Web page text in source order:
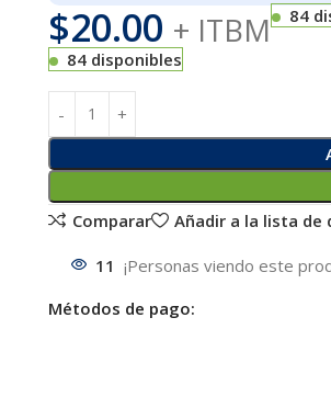
$20.00 + ITBM
84
84 disponibles
Comparar
Añadir a la lista de
11 ¡Personas viendo este
Métodos de pago: